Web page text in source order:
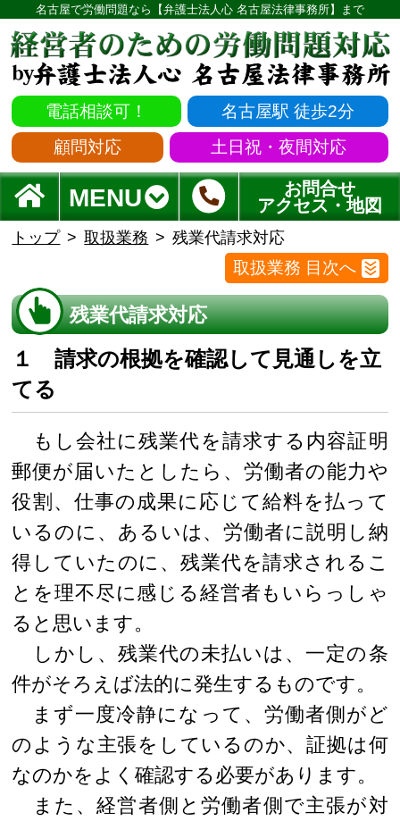
名古屋で労働問題なら【弁護士法人心 名古屋法律事務所】まで
電話相談可！
名古屋駅 徒歩2分
顧問対応
土日祝・夜間対応
MENU
お問合せ
アクセス・地図
トップ 取扱業務 残業代請求対応
取扱業務 目次へ
残業代請求対応
１ 請求の根拠を確認して見通しを立
てる
もし会社に残業代を請求する内容証明
郵便が届いたとしたら、労働者の能力や
役割、仕事の成果に応じて給料を払って
いるのに、あるいは、労働者に説明し納
得していたのに、残業代を請求されるこ
とを理不尽に感じる経営者もいらっしゃ
ると思います。
しかし、残業代の未払いは、一定の条
件がそろえば法的に発生するものです。
まず一度冷静になって、労働者側がど
のような主張をしているのか、証拠は何
なのかをよく確認する必要があります。
また、経営者側と労働者側で主張が対